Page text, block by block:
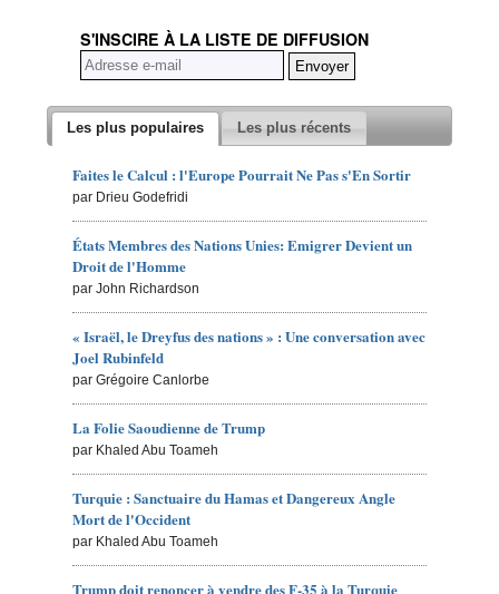
S'INSCIRE À LA LISTE DE DIFFUSION
Les plus populaires Les plus récents
Faites le Calcul : l'Europe Pourrait Ne Pas s'En Sortir
par Drieu Godefridi
États Membres des Nations Unies: Emigrer Devient un
Droit de l'Homme
par John Richardson
« Israël, le Dreyfus des nations » : Une conversation avec
Joel Rubinfeld
par Grégoire Canlorbe
La Folie Saoudienne de Trump
par Khaled Abu Toameh
Turquie : Sanctuaire du Hamas et Dangereux Angle
Mort de l'Occident
par Khaled Abu Toameh
Trump doit renoncer à vendre des F-35 à la Turquie